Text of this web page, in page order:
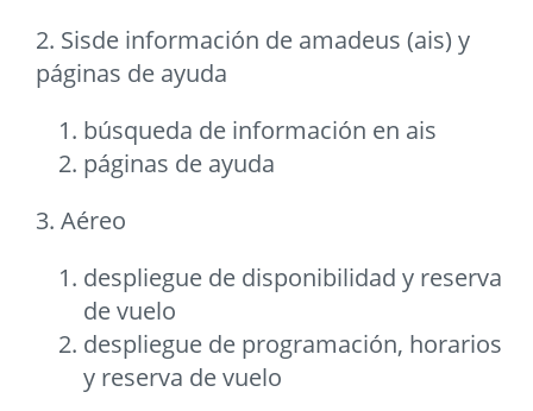
2. Sisde información de amadeus (ais) y
páginas de ayuda
búsqueda de información en ais
páginas de ayuda
3. Aéreo
despliegue de disponibilidad y reserva
de vuelo
despliegue de programación, horarios
y reserva de vuelo